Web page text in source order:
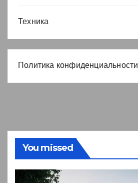
Техника
Политика конфиденциальности
You missed